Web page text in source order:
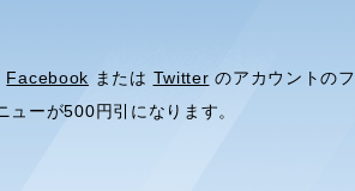
Facebook または Twitter のアカウントのフ
ーが500円引になります。